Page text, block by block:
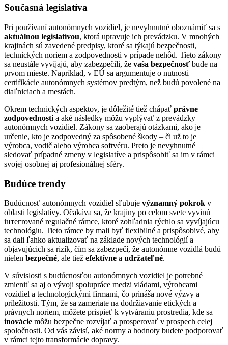
Současná legislatíva
Pri používaní autonómnych vozidiel, je nevyhnutné oboznámiť sa s
aktuálnou legislatívou, ktorá upravuje ich prevádzku. V mnohých
krajinách sú zavedené predpisy, ktoré sa týkajú bezpečnosti,
technických noriem a zodpovednosti v prípade nehôd. Tieto zákony
sa neustále vyvíjajú, aby zabezpečili, že vaša bezpečnosťbude na
prvom mieste. Napríklad, v EÚ sa argumentuje o nutnosti
certifikácie autonómnych systémov predtým, než budú povolené na
diaľniciach a mestách.
Okrem technických aspektov, je dôležité tiež chápať právne
zodpovednosti a aké následky môžu vyplývať z prevádzky
autonómnych vozidiel. Zákony sa zaoberajú otázkami, ako je
určenie, kto je zodpovedný za spôsobené škody – či už to je
výrobca, vodič alebo výrobca softvéru. Preto je nevyhnutné
sledovať prípadné zmeny v legislatíve a prispôsobiť sa im v rámci
svojej osobnej aj profesionálnej sféry.
Budúce trendy
Budúcnosť autonómnych vozidiel sľubuje významný pokrok v
oblasti legislatívy. Očakáva sa, že krajiny po celom svete vyvinú
інтегrované regulačné rámce, ktoré zohľadnia rýchlo sa vyvíjajúcu
technológiu. Tieto rámce by mali byť flexibilné a prispôsobivé, aby
sa dali ľahko aktualizovať na základe nových technológií a
objavujúcich sa rizík, čím sa zabezpečí, že autonómne vozidlá budú
nielen bezpečné, ale tiež efektívne a udržateľné.
V súvislosti s budúcnosťou autonómnych vozidiel je potrebné
zmieniť sa aj o vývoji spolupráce medzi vládami, výrobcami
vozidiel a technologickými firmami, čo prináša nové výzvy a
príležitosti. Tým, že sa zameriate na dodržiavanie etických a
právnych noriem, môžete prispieť k vytváraniu prostredia, kde sa
inovácie môžu bezpečne rozvíjať a prosperovať v prospech celej
spoločnosti. Od vás závisí, aké normy a hodnoty budete podporovať
v rámci tejto transformácie dopravy.